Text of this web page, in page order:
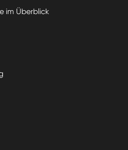
im Überblick